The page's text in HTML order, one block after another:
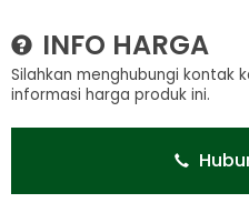
INFO HARGA
Silahkan menghubungi kontak
informasi harga produk ini.